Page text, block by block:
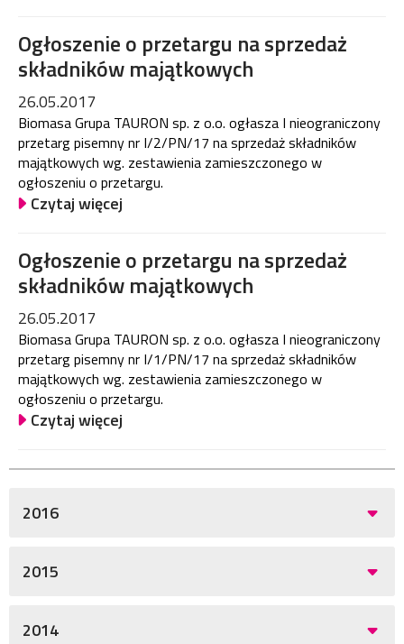
Ogłoszenie o przetargu na sprzedaż
składników majątkowych
26.05.2017
Biomasa Grupa TAURON sp. z o.o. ogłasza I nieograniczony
przetarg pisemny nr I/2/PN/17 na sprzedaż składników
majątkowych wg. zestawienia zamieszczonego w
ogłoszeniu o przetargu.
Czytaj więcej
Ogłoszenie o przetargu na sprzedaż
składników majątkowych
26.05.2017
Biomasa Grupa TAURON sp. z o.o. ogłasza I nieograniczony
przetarg pisemny nr I/1/PN/17 na sprzedaż składników
majątkowych wg. zestawienia zamieszczonego w
ogłoszeniu o przetargu.
Czytaj więcej
2016
2015
2014